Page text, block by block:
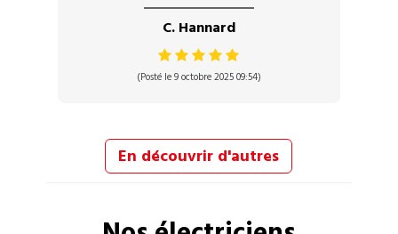
C. Hannard
(Posté le 9 octobre 2025 09:54)
En découvrir d'autres